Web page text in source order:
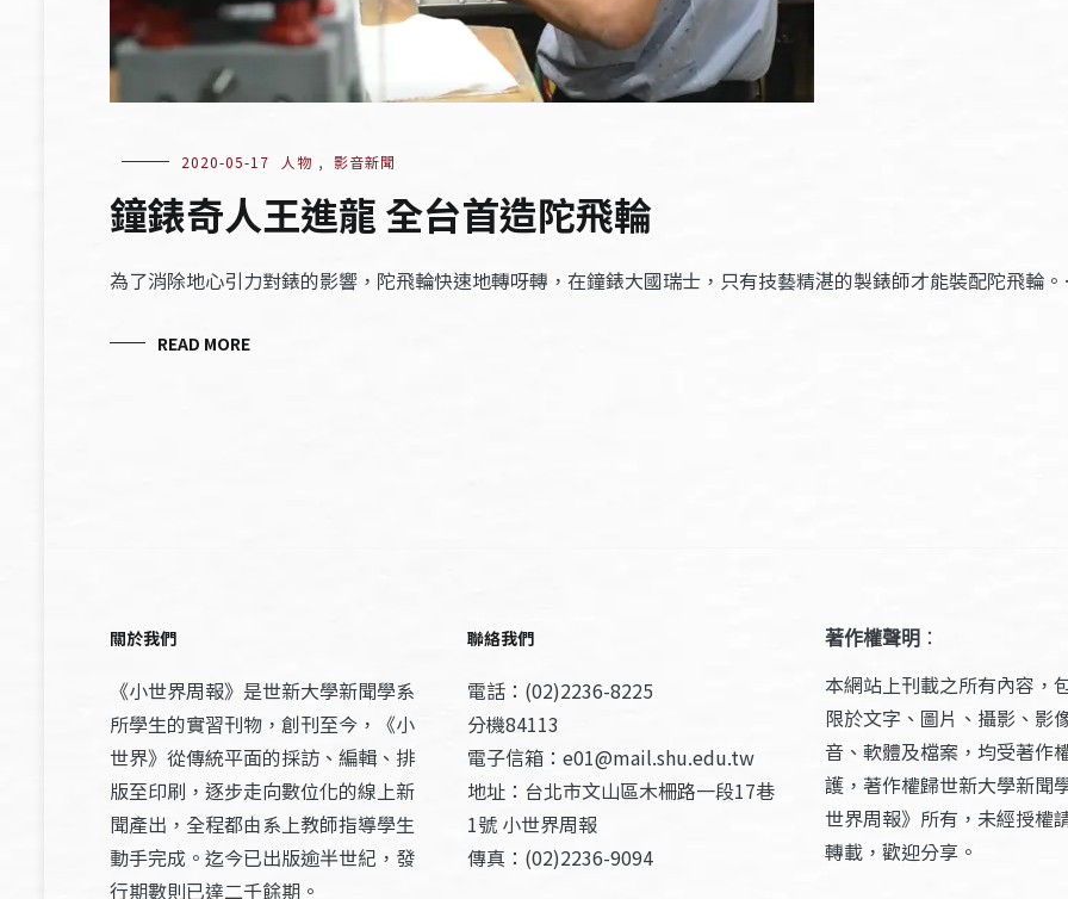
2020-05-17 人物 , 影音新聞
鐘錶奇人王進龍 全台首造陀飛輪
為了消除地心引力對錶的影響，陀飛輪快速地轉呀轉，在鐘錶大國瑞士，只有技藝精湛的製錶師才能裝配陀飛輪
READ MORE
關於我們
《小世界周報》是世新大學新聞學系
所學生的實習刊物，創刊至今，《小
世界》從傳統平面的採訪、編輯、排
版至印刷，逐步走向數位化的線上新
聞產出，全程都由系上教師指導學生
動手完成。迄今已出版逾半世紀，發
行期數則已達二千餘期。
聯絡我們
電話：(02)2236-8225
分機84113
電子信箱：e01@mail.shu.edu.tw
地址：台北市文山區木柵路一段17巷
1號 小世界周報
傳真：(02)2236-9094
著作權聲明 ：
本網站上刊載之所有內容，
限於文字、圖片、攝影、影
音、軟體及檔案，均受著作
護，著作權歸世新大學新聞
世界周報》所有，未經授權
轉載，歡迎分享。